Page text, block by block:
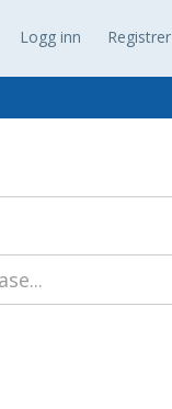
Logg inn Registrer